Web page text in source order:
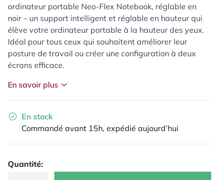
ordinateur portable Neo-Flex Notebook, réglable en
noir – un support intelligent et réglable en hauteur qui
élève votre ordinateur portable à la hauteur des yeux.
Idéal pour tous ceux qui souhaitent améliorer leur
posture de travail ou créer une configuration à deux
écrans efficace.
En savoir plus
En stock
Commandé avant 15h, expédié aujourd’hui
Quantité: